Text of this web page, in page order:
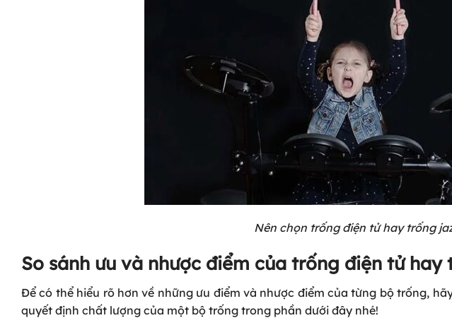
Nên chọn trống điện tử hay trống
So sánh ưu và nhược điểm của trống điện tử hay
Để có thể hiểu rõ hơn về những ưu điểm và nhược điểm của từng bộ trống,
quyết định chất lượng của một bộ trống trong phần dưới đây nhé!